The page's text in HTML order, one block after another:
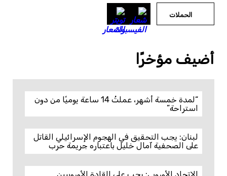
الحملات
أضيف مؤخرًا
“لمدة خمسة أشهر، عملتُ 14 ساعة يوميًا من دون
استراحة”
لبنان: يجب التحقيق في الهجوم الإسرائيلي القاتل
على الصحفية آمال خليل باعتباره جريمة حرب